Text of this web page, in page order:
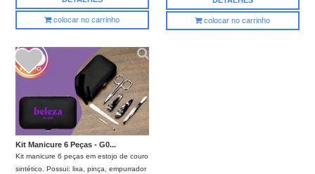
colocar no carrinho colocar no carrinho
Kit Manicure 6 Peças - G0...
Kit manicure 6 peças em estojo de couro
sintético. Possui: lixa, pinça, empurrador